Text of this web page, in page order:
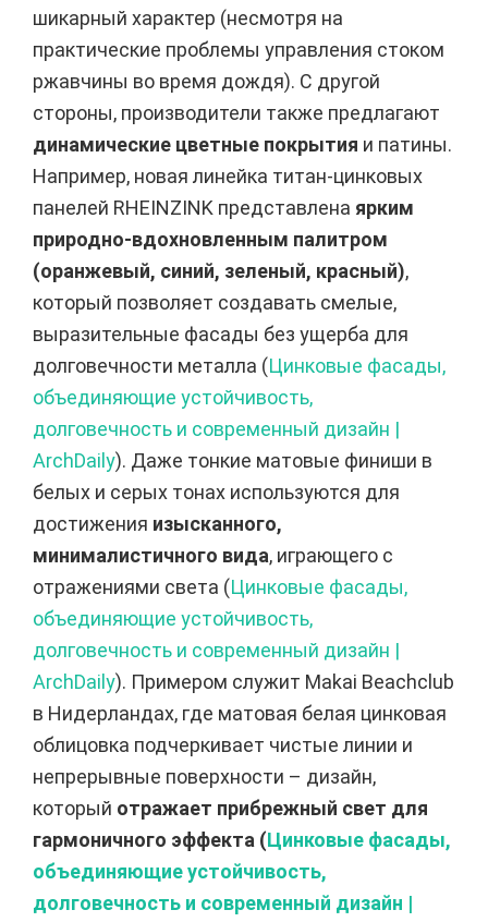
шикарный характер (несмотря на
практические проблемы управления стоком
ржавчины во время дождя). С другой
стороны, производители также предлагают
динамические цветные покрытия и патины.
Например, новая линейка титан-цинковых
панелей RHEINZINK представлена ярким
природно-вдохновленным палитром
(оранжевый, синий, зеленый, красный),
который позволяет создавать смелые,
выразительные фасады без ущерба для
долговечности металла (Цинковые фасады,
объединяющие устойчивость,
долговечность и современный дизайн |
ArchDaily). Даже тонкие матовые финиши в
белых и серых тонах используются для
достижения изысканного,
минималистичного вида, играющего с
отражениями света (Цинковые фасады,
объединяющие устойчивость,
долговечность и современный дизайн |
ArchDaily). Примером служит Makai Beachclub
в Нидерландах, где матовая белая цинковая
облицовка подчеркивает чистые линии и
непрерывные поверхности – дизайн,
который отражает прибрежный свет для
гармоничного эффекта (Цинковые фасады,
объединяющие устойчивость,
долговечность и современный дизайн |